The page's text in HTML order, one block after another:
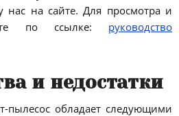
нас на сайте. Для просмотра и
по ссылке: руководство
и недостатки
пылесос обладает следующими